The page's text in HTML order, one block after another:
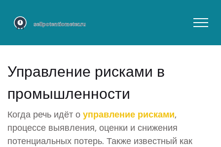
Управление рисками в
промышленности
Когда речь идёт о управление рисками,
процессе выявления, оценки и снижения
потенциальных потерь. Также известный как